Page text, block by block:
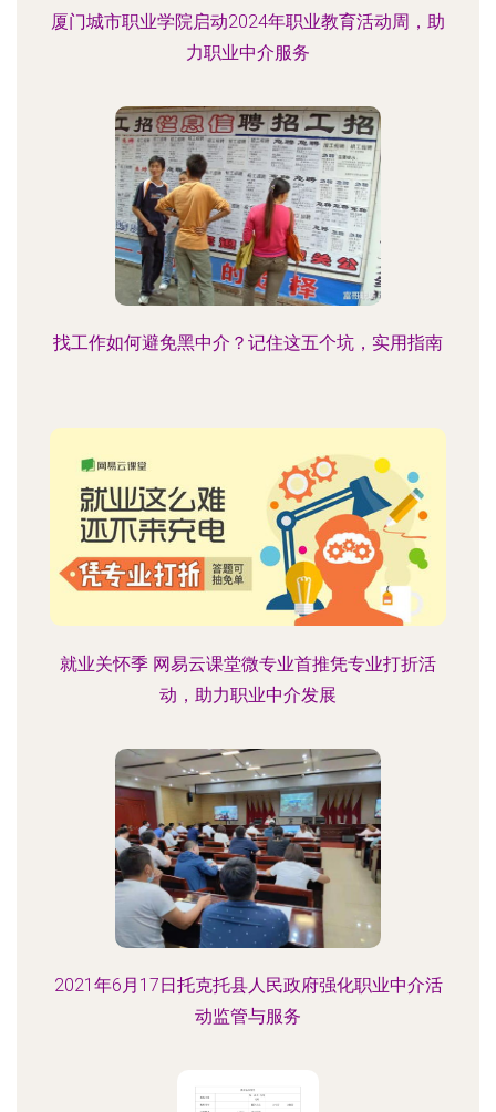
厦门城市职业学院启动2024年职业教育活动周，助
力职业中介服务
找工作如何避免黑中介？记住这五个坑，实用指南
就业关怀季 网易云课堂微专业首推凭专业打折活
动，助力职业中介发展
2021年6月17日托克托县人民政府强化职业中介活
动监管与服务